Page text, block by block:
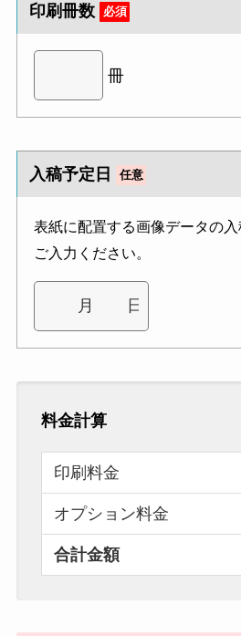
印刷冊数 必須
冊
入稿予定日 任意
表紙に配置する画像データの
ご入力ください。
料金計算
印刷料金
オプション料金
合計金額